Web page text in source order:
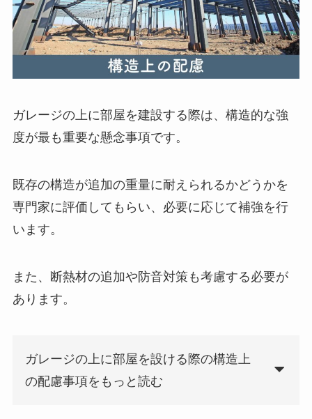
ガレージの上に部屋を建設する際は、構造的な強
度が最も重要な懸念事項です。
既存の構造が追加の重量に耐えられるかどうかを
専門家に評価してもらい、必要に応じて補強を行
います。
また、断熱材の追加や防音対策も考慮する必要が
あります。
ガレージの上に部屋を設ける際の構造上
の配慮事項をもっと読む